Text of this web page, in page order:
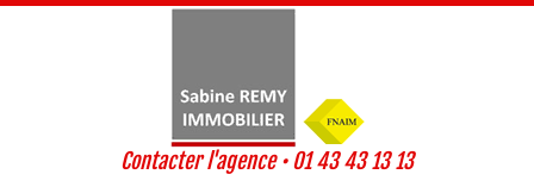
Contacter l'agence • 01 43 43 13 13